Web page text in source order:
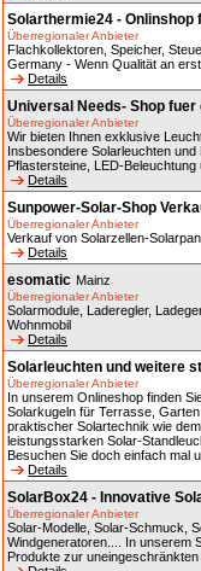
Solarthermie24 - Onlinshop
Überregionaler Anbieter
Flachkollektoren, Speicher,
Germany - Wenn Qualität an
Details
Universal Needs- Shop
Überregionaler Anbieter
Wir bieten Ihnen exklusive
Insbesondere Solarleuchten
Pflastersteine, LED-Beleuchtung
Details
Sunpower-Solar-Shop
Überregionaler Anbieter
Verkauf von Solarzellen-
Details
esomatic Mainz
Überregionaler Anbieter
Solarmodule, Laderegler,
Wohnmobil
Details
Solarleuchten und weitere
Überregionaler Anbieter
In unserem Onlineshop finden
Solarkugeln für Terrasse,
praktischer Solartechnik wie
leistungsstarken Solar-
Besuchen Sie doch einfach mal
Details
SolarBox24 - Innovative
Überregionaler Anbieter
Solar-Modelle, Solar-Schmuck,
Windgeneratoren.... In unserem
Produkte zur